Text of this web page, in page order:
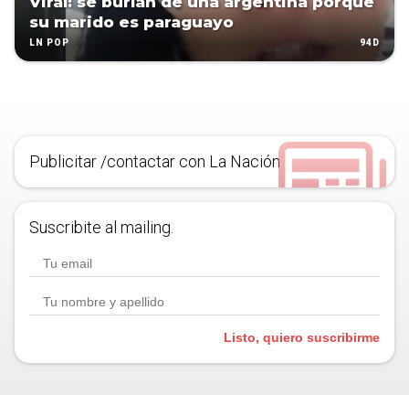
su marido es paraguayo
LN POP 94D
Publicitar /contactar con La Nación
Suscribite al mailing.
Listo, quiero suscribirme